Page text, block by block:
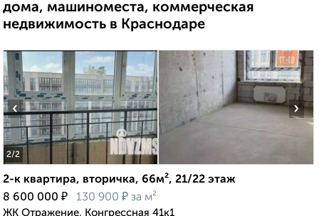
дома, машиноместа, коммерческая
недвижимость в Краснодаре
2/2
‹ ›
2-к квартира, вторичка, 66м², 21/22 этаж
8 600 000 ₽ 130 900 ₽ за м²
ЖК Отражение, Конгрессная 41к1